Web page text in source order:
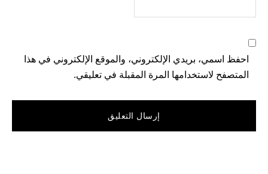
احفظ اسمي، بريدي الإلكتروني، والموقع الإلكتروني في هذا
المتصفح لاستخدامها المرة المقبلة في تعليقي.